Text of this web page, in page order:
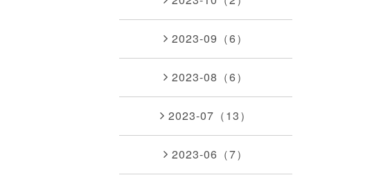
2023-09（6）
2023-08（6）
2023-07（13）
2023-06（7）